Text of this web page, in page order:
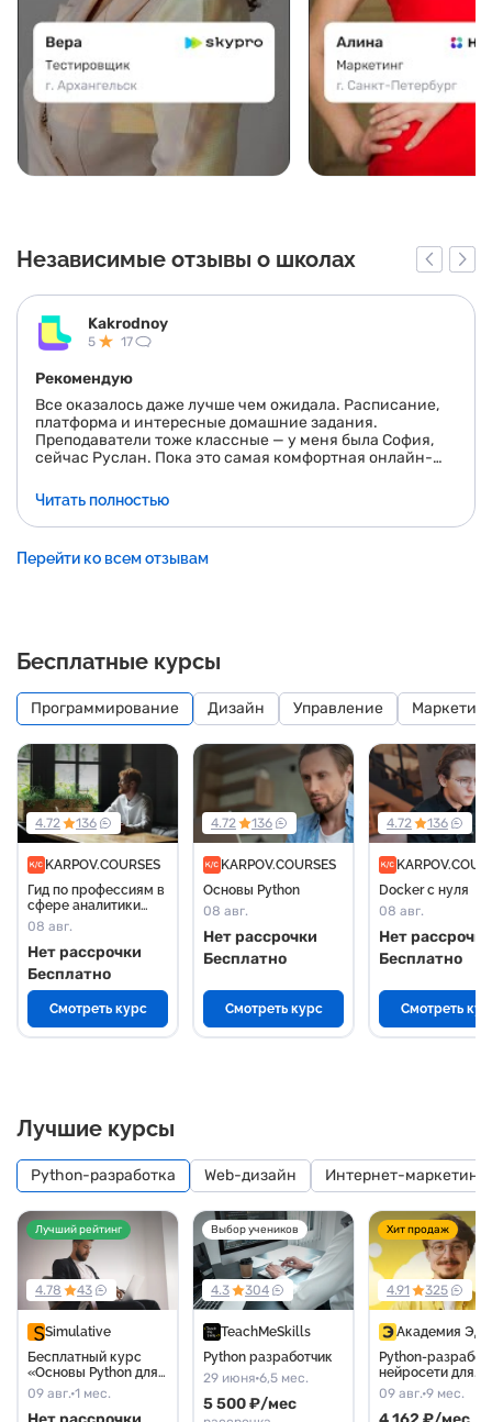
Независимые отзывы о школах
Kakrodnoy
5 17
Рекомендую
Все оказалось даже лучше чем ожидала. Расписание,
платформа и интересные домашние задания.
Преподаватели тоже классные — у меня была София,
сейчас Руслан. Пока это самая комфортная онлайн-
конкурентов вменяемый, лайк.
Читать полностью
Перейти ко всем отзывам
Бесплатные курсы
Программирование Дизайн Управление Маркетинг
4.72 136
KARPOV.COURSES
Гид по профессиям в
сфере аналитики
данных и машинного
08 авг.
Нет рассрочки
Бесплатно
Смотреть курс
4.72 136
KARPOV.COURSES
Основы Python
08 авг.
Нет рассрочки
Бесплатно
Смотреть курс
4.72 136
Docker с нуля
08 авг.
Нет рассрочки
Бесплатно
Смотреть
Лучшие курсы
Python-разработка Web-дизайн Интернет-маркетинг
Лучший рейтинг
4.78 43
Simulative
Бесплатный курс
«Основы Python для
аналитика данных»
09 авг. 1 мес.
Выбор учеников
4.3 304
TeachMeSkills
Python разработчик
29 июня 6,5 мес.
5 500 ₽/мес
Хит продаж
4.91 325
Академия
Python-
нейросети для
разработчиков
09 авг. 9 мес.